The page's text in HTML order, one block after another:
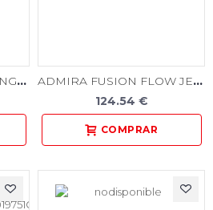
ADMIRA FLOW A3 JERINGA 2x1,8gr. 2483 ADMIRA FUSION FLOW JERINGA 2x2gr.
124.54 €